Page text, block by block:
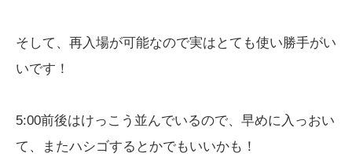
そして、再入場が可能なので実はとても使い勝手がい
いです！
5:00前後はけっこう並んでいるので、早めに入っおい
て、またハシゴするとかでもいいかも！